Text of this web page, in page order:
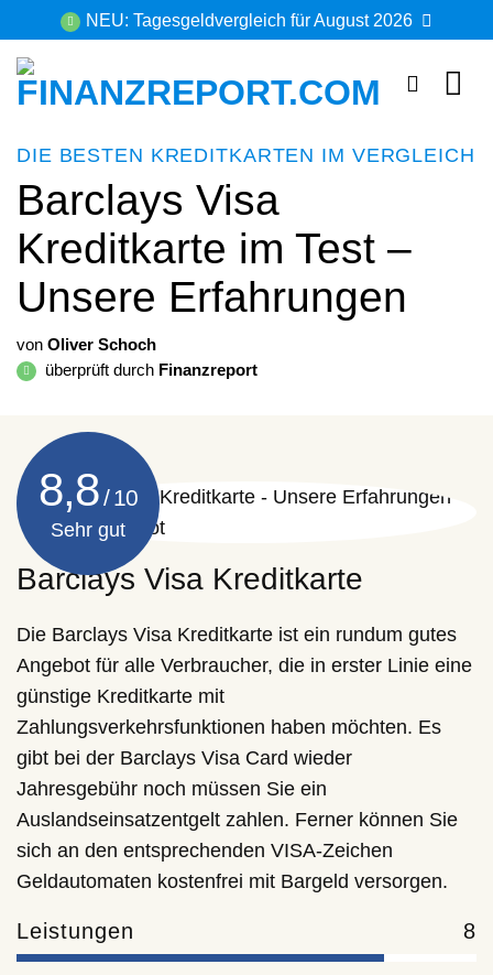
Inhalt
springen
NEU: Tagesgeldvergleich für August 2026
DIE BESTEN KREDITKARTEN IM VERGLEICH
Barclays Visa
Kreditkarte im Test –
Unsere Erfahrungen
von Oliver Schoch
überprüft durch Finanzreport
Barclays Visa Kreditkarte
Die Barclays Visa Kreditkarte ist ein rundum gutes
Angebot für alle Verbraucher, die in erster Linie eine
günstige Kreditkarte mit
Zahlungsverkehrsfunktionen haben möchten. Es
gibt bei der Barclays Visa Card wieder
Jahresgebühr noch müssen Sie ein
Auslandseinsatzentgelt zahlen. Ferner können Sie
sich an den entsprechenden VISA-Zeichen
Geldautomaten kostenfrei mit Bargeld versorgen.
Leistungen 8
8,8
Sehr gut